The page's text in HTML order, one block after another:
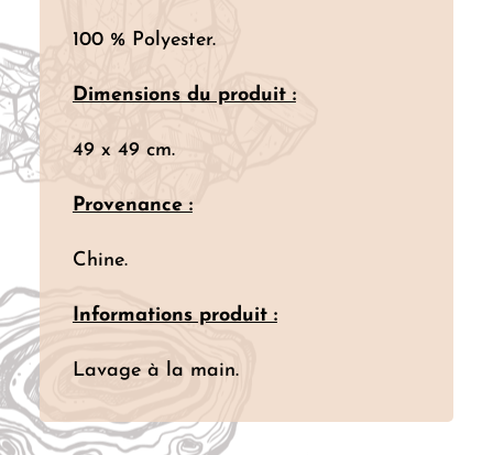
100 % Polyester.
Dimensions du produit :
49 x 49 cm.
Provenance :
Chine.
Informations produit :
Lavage à la main.